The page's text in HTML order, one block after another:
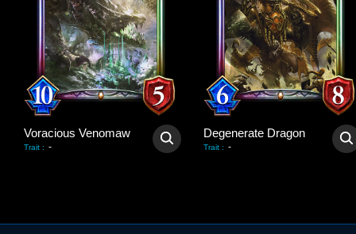
Voracious Venomaw
Trait : -
Degenerate Dragon
Trait : -